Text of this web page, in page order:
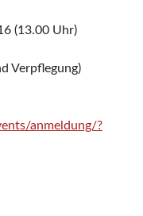
(13.00 Uhr)
Verpflegung)
anmeldung/?